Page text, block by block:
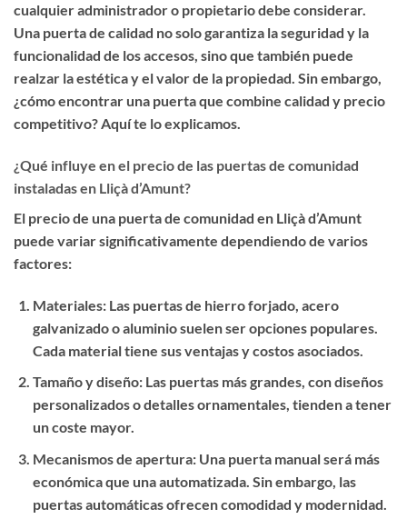
cualquier administrador o propietario debe considerar.
Una puerta de calidad no solo garantiza la seguridad y la
funcionalidad de los accesos, sino que también puede
realzar la estética y el valor de la propiedad. Sin embargo,
¿cómo encontrar una puerta que combine calidad y precio
competitivo? Aquí te lo explicamos.
¿Qué influye en el precio de las puertas de comunidad
instaladas en Lliçà d’Amunt?
El precio de una puerta de comunidad en Lliçà d’Amunt
puede variar significativamente dependiendo de varios
factores:
Materiales: Las puertas de hierro forjado, acero
galvanizado o aluminio suelen ser opciones populares.
Cada material tiene sus ventajas y costos asociados.
Tamaño y diseño: Las puertas más grandes, con diseños
personalizados o detalles ornamentales, tienden a tener
un coste mayor.
Mecanismos de apertura: Una puerta manual será más
económica que una automatizada. Sin embargo, las
puertas automáticas ofrecen comodidad y modernidad.